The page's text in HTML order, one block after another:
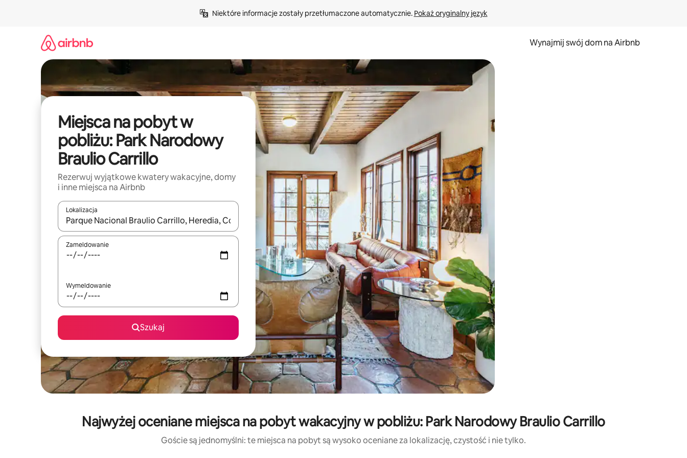
Niektóre informacje zostały przetłumaczone automatycznie. Pokaż oryginalny język
Wynajmij swój dom na Airbnb
Miejsca na pobyt w
pobliżu: Park Narodowy
Braulio Carrillo
Rezerwuj wyjątkowe kwatery wakacyjne, domy
i inne miejsca na Airbnb
Lokalizacja
Gdy wyniki będą dostępne, możesz poruszać się po nich za pomocą klawiszy strzałek w górę i w dół lub przeglądać je za pomocą gestów dotykowych lub przesuwania.
Zameldowanie
Wymeldowanie
Szukaj
Najwyżej oceniane miejsca na pobyt wakacyjny w pobliżu: Park Narodowy Braulio Carrillo
Goście są jednomyślni: te miejsca na pobyt są wysoko oceniane za lokalizację, czystość i nie tylko.